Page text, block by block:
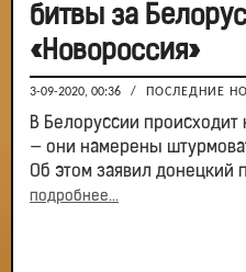
битвы за
«Новороссия»
3-09-2020, 00:36 / ПОСЛЕДНИЕ
В Белоруссии
— они намерены
Об этом заявил донецкий
подробнее...